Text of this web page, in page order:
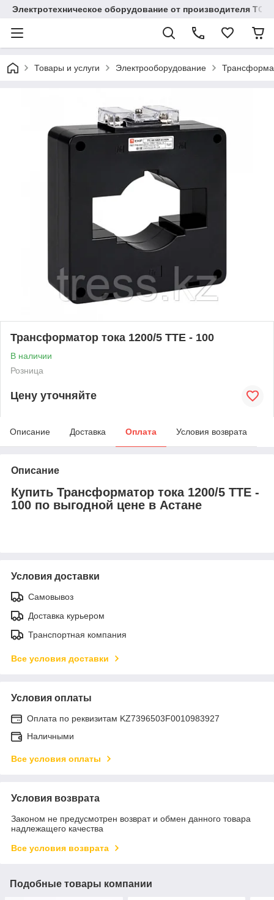
Электротехническое оборудование от производителя TOO
Товары и услуги Электрооборудование
Трансформатор тока 1200/5 ТТЕ - 100
В наличии
Розница
Цену уточняйте
Описание Доставка Оплата Условия возврата
Описание
Купить Трансформатор тока 1200/5 ТТЕ -
100 по выгодной цене в Астане
Условия доставки
Самовывоз
Доставка курьером
Транспортная компания
Все условия доставки
Условия оплаты
Оплата по реквизитам KZ7396503F0010983927
Наличными
Все условия оплаты
Условия возврата
Законом не предусмотрен возврат и обмен данного товара
надлежащего качества
Все условия возврата
Подобные товары компании